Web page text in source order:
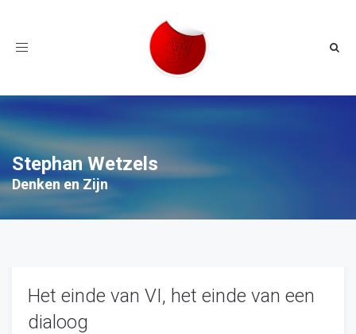
Toggle
Stephan Wetzels
Denken en Zijn
Het einde van VI, het einde van een
dialoog